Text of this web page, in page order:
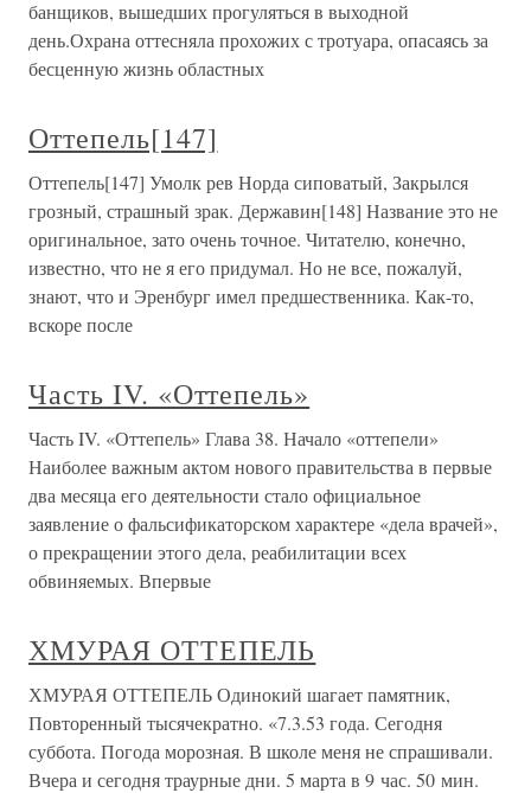
банщиков, вышедших прогуляться в выходной
день.Охрана оттесняла прохожих с тротуара, опасаясь за
бесценную жизнь областных
Оттепель[147]
Оттепель[147] Умолк рев Норда сиповатый, Закрылся
грозный, страшный зрак. Державин[148] Название это не
оригинальное, зато очень точное. Читателю, конечно,
известно, что не я его придумал. Но не все, пожалуй,
знают, что и Эренбург имел предшественника. Как-то,
вскоре после
Часть IV. «Оттепель»
Часть IV. «Оттепель» Глава 38. Начало «оттепели»
Наиболее важным актом нового правительства в первые
два месяца его деятельности стало официальное
заявление о фальсификаторском характере «дела врачей»,
о прекращении этого дела, реабилитации всех
обвиняемых. Впервые
ХМУРАЯ ОТТЕПЕЛЬ
ХМУРАЯ ОТТЕПЕЛЬ Одинокий шагает памятник,
Повторенный тысячекратно. «7.3.53 года. Сегодня
суббота. Погода морозная. В школе меня не спрашивали.
Вчера и сегодня траурные дни. 5 марта в 9 час. 50 мин.